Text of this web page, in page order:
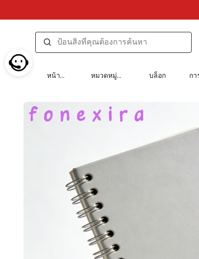
หน้า
หมวดหมู่
บล็อก
ก